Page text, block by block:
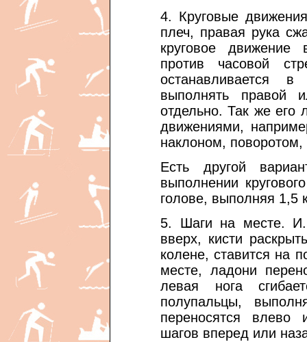
4. Круговые
плеч, правая рука
круговое движение
против часовой
выполнять правой
отдельно. Так же его
движениями,
наклоном,
Есть другой
выполнении
голове, выполняя 1,5
5. Шаги на месте.
вверх, кисти
колене, ставится на
месте, ладони
левая нога
полупальцы,
переносятся
шагов вперед или